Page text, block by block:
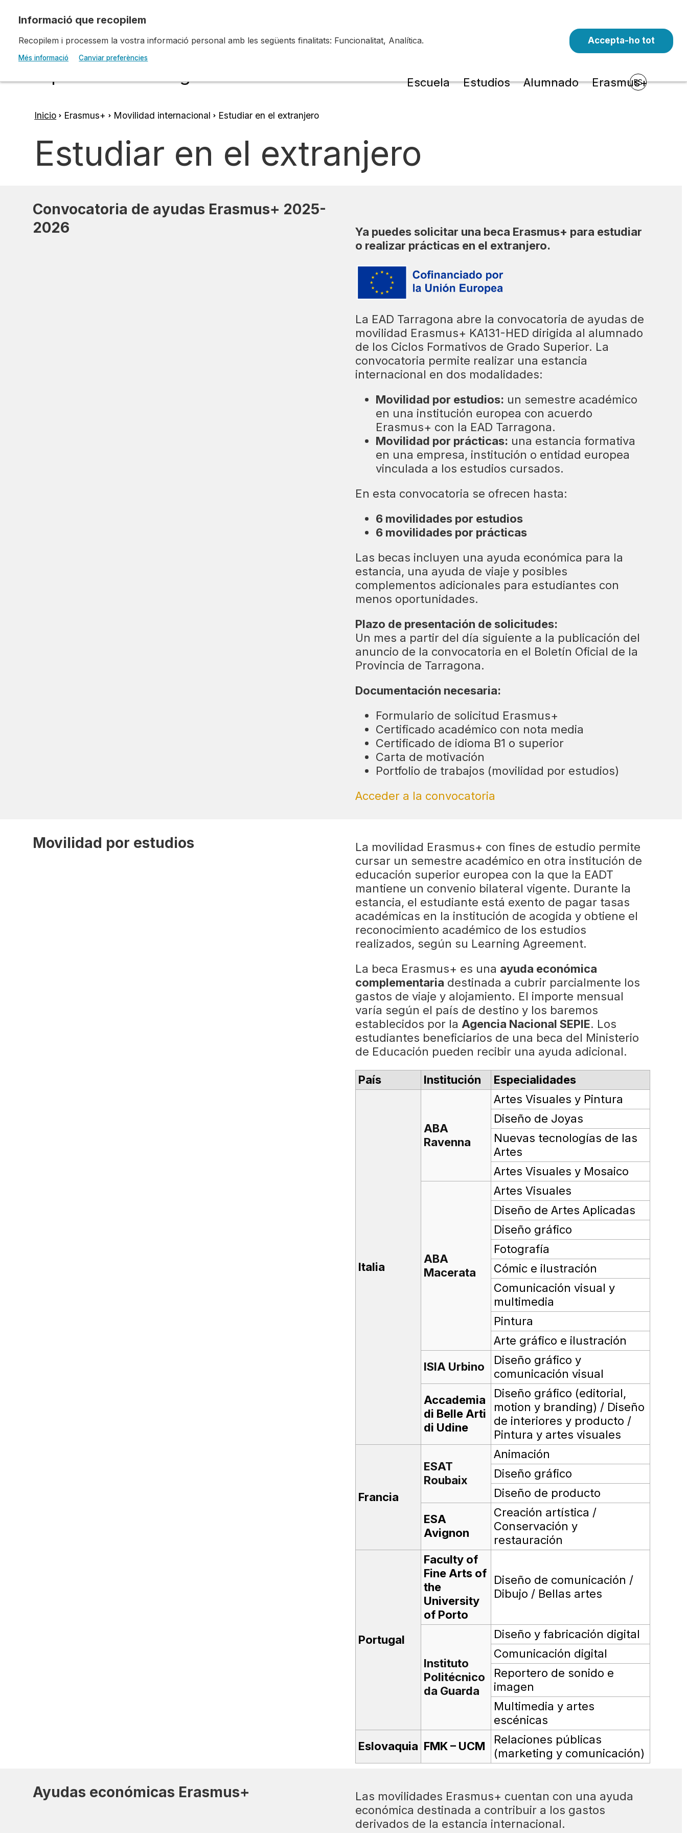
Escola d'Art i Disseny de la
Escuela Estudios Alumnado Erasmus+
ES
Ruta
navegación
Inicio Erasmus+ Movilidad internacional Estudiar en el extranjero
Estudiar en el extranjero
Convocatoria de ayudas Erasmus+ 2025-
2026
Ya puedes solicitar una beca Erasmus+ para estudiar
o realizar prácticas en el extranjero.
La EAD Tarragona abre la convocatoria de ayudas de
movilidad Erasmus+ KA131-HED dirigida al alumnado
de los Ciclos Formativos de Grado Superior. La
convocatoria permite realizar una estancia
internacional en dos modalidades:
Movilidad por estudios: un semestre académico
en una institución europea con acuerdo
Erasmus+ con la EAD Tarragona.
Movilidad por prácticas: una estancia formativa
en una empresa, institución o entidad europea
vinculada a los estudios cursados.
En esta convocatoria se ofrecen hasta:
6 movilidades por estudios
6 movilidades por prácticas
Las becas incluyen una ayuda económica para la
estancia, una ayuda de viaje y posibles
complementos adicionales para estudiantes con
menos oportunidades.
Plazo de presentación de solicitudes:
Un mes a partir del día siguiente a la publicación del
anuncio de la convocatoria en el Boletín Oficial de la
Provincia de Tarragona.
Documentación necesaria:
Formulario de solicitud Erasmus+
Certificado académico con nota media
Certificado de idioma B1 o superior
Carta de motivación
Portfolio de trabajos (movilidad por estudios)
Acceder a la convocatoria
Movilidad por estudios
La movilidad Erasmus+ con fines de estudio permite
cursar un semestre académico en otra institución de
educación superior europea con la que la EADT
mantiene un convenio bilateral vigente. Durante la
estancia, el estudiante está exento de pagar tasas
académicas en la institución de acogida y obtiene el
reconocimiento académico de los estudios
realizados, según su Learning Agreement.
La beca Erasmus+ es una ayuda económica
complementaria destinada a cubrir parcialmente los
gastos de viaje y alojamiento. El importe mensual
varía según el país de destino y los baremos
establecidos por laAgencia Nacional SEPIE. Los
estudiantes beneficiarios de una beca del Ministerio
de Educación pueden recibir una ayuda adicional.
País Institución Especialidades
Italia
ABA
Ravenna
Artes Visuales y Pintura
Diseño de Joyas
Nuevas tecnologías de las
Artes
Artes Visuales y Mosaico
ABA
Macerata
Artes Visuales
Diseño de Artes Aplicadas
Diseño gráfico
Fotografía
Cómic e ilustración
Comunicación visual y
multimedia
Pintura
Arte gráfico e ilustración
ISIA Urbino
Diseño gráfico y
comunicación visual
Accademia
di Belle Arti
di Udine
Diseño gráfico (editorial,
motion y branding) / Diseño
de interiores y producto /
Pintura y artes visuales
Francia
ESAT
Roubaix
Animación
Diseño gráfico
Diseño de producto
ESA
Avignon
Creación artística /
Conservación y
restauración
Portugal
Faculty of
Fine Arts of
the
University
of Porto
Diseño de comunicación /
Dibujo / Bellas artes
Instituto
Politécnico
da Guarda
Diseño y fabricación digital
Comunicación digital
Reportero de sonido e
imagen
Multimedia y artes
escénicas
Eslovaquia FMK – UCM
Relaciones públicas
(marketing y comunicación)
Ayudas económicas Erasmus+
Las movilidades Erasmus+ cuentan con una ayuda
económica destinada a contribuir a los gastos
derivados de la estancia internacional.
Recopilem i processem la vostra informació personal amb les següents finalitats: Funcionalitat, Analítica.
Més informació Canviar preferències
Accepta-ho tot